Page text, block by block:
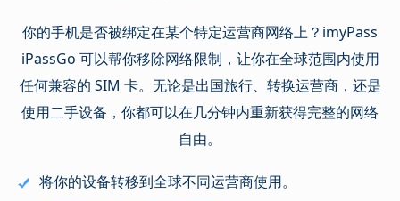
你的手机是否被绑定在某个特定运营商网络上？imyPass
iPassGo 可以帮你移除网络限制，让你在全球范围内使用
任何兼容的 SIM 卡。无论是出国旅行、转换运营商，还是
使用二手设备，你都可以在几分钟内重新获得完整的网络
自由。
将你的设备转移到全球不同运营商使用。